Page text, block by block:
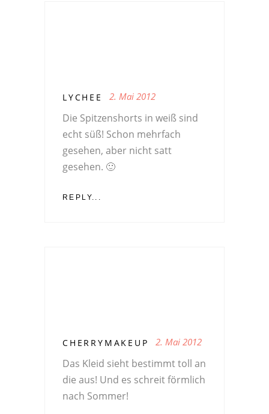
LYCHEE 2. Mai 2012
Die Spitzenshorts in weiß sind
echt süß! Schon mehrfach
gesehen, aber nicht satt
gesehen. 🙂
REPLY...
CHERRYMAKEUP 2. Mai 2012
Das Kleid sieht bestimmt toll an
die aus! Und es schreit förmlich
nach Sommer!